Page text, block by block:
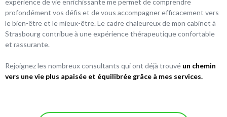
profondément vos défis et de vous accompagner efficacement vers
le bien-être et le mieux-être. Le cadre chaleureux de mon cabinet à
Strasbourg contribue à une expérience thérapeutique confortable
et rassurante.
Rejoignez les nombreux consultants qui ont déjà trouvé un chemin
vers une vie plus apaisée et équilibrée grâce à mes services.